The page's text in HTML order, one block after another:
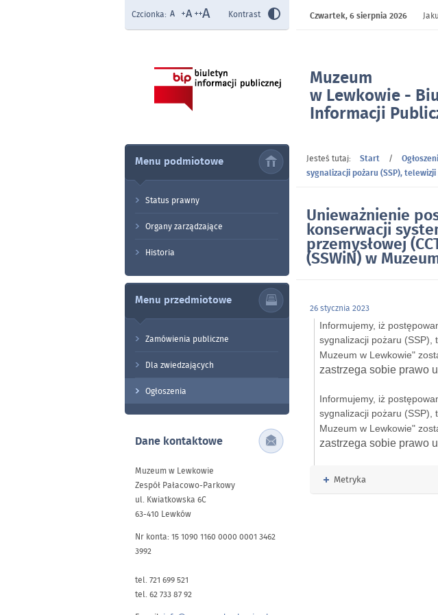
Muzeum
w Lewkowie -
Informacji
wykonanie
systemów
telewizji
sygnalizacji
(SSWiN) w
Czcionka: Kontrast Czwartek,6 sierpnia 2026
Menu podmiotowe
Status prawny
Organy zarządzające
Historia
Menu przedmiotowe
Zamówienia publiczne
Dla zwiedzających
Ogłoszenia
Dane kontaktowe
Muzeum w Lewkowie
Zespół Pałacowo-Parkowy
ul. Kwiatkowska 6C
63-410 Lewków
Nr konta: 15 1090 1160 0000 0001 3462
3992
tel. 721 699 521
tel. 62 733 87 92
Jesteś tutaj: Start /
sygnalizacji pożaru (SSP), telewizji
Unieważnienie
konserwacji
przemysłowej
(SSWiN) w
26 stycznia 2023
Informujemy, iż
sygnalizacji pożaru (SSP),
Muzeum w Lewkowie"
zastrzega sobie prawo
Informujemy, iż
sygnalizacji pożaru (SSP),
Muzeum w Lewkowie"
zastrzega sobie prawo
Rozwiń
Metryka